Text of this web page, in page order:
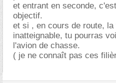
et entrant en seconde,
objectif.
et si , en cours de route,
inatteignable, tu pourras
l'avion de chasse.
( je ne connaît pas ces